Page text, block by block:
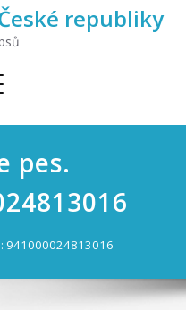
republiky
pes.
941000024813016